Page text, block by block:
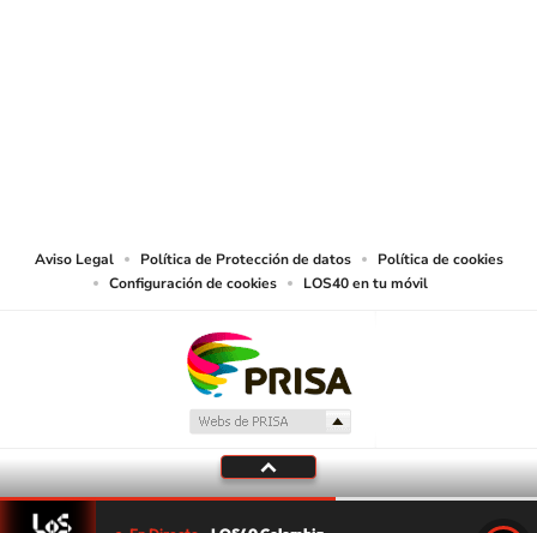
Aviso Legal Política de Protección de datos
Política de cookies
Configuración de cookies
LOS40 en tu móvil